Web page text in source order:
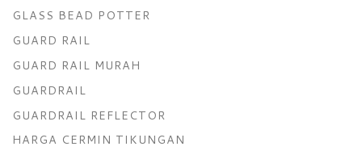
GLASS BEAD POTTER
GUARD RAIL
GUARD RAIL MURAH
GUARDRAIL
GUARDRAIL REFLECTOR
HARGA CERMIN TIKUNGAN